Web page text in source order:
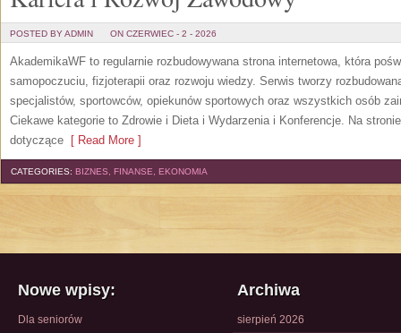
POSTED BY ADMIN ON CZERWIEC - 2 - 2026
AkademikaWF to regularnie rozbudowywana strona internetowa, która
samopoczuciu, fizjoterapii oraz rozwoju wiedzy. Serwis tworzy
specjalistów, sportowców, opiekunów sportowych oraz wszystkich osób
Ciekawe kategorie to Zdrowie i Dieta i Wydarzenia i Konferencje. Na
dotyczące [ Read More ]
CATEGORIES: BIZNES, FINANSE, EKONOMIA
Nowe wpisy:
Dla seniorów
Archiwa
sierpień 2026